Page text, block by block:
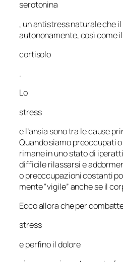
serotonina
, un antistress naturale che
autononamente, così come il
cortisolo
.
Lo
stress
e l’ansia sono tra le cause
Quando siamo preoccupati
rimane in uno stato di
difficile rilassarsi e
o preoccupazioni costanti
mente “vigile” anche se il
Ecco allora che per
stress
e perfino il dolore